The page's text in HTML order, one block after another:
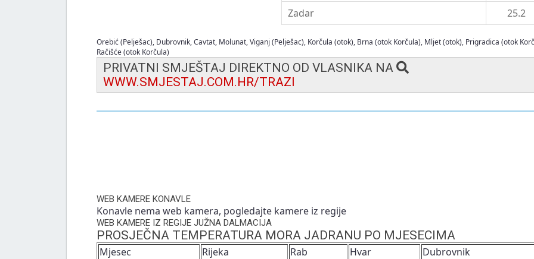
Zadar
25.2
Orebić (Pelješac), Dubrovnik,Cavtat, Molunat,Viganj (Pelješac), Korčula (otok), Brna (otok Korčula), Mljet (otok), Prigradica (otok
Račišće (otok Korčula)
PRIVATNI SMJEŠTAJ DIREKTNO OD VLASNIKA NA
WWW.SMJESTAJ.COM.HR/TRAZI
WEB KAMERE KONAVLE
Konavle nema web kamera, pogledajte kamere iz regije
WEB KAMERE IZ REGIJE JUŽNA DALMACIJA
PROSJEČNA TEMPERATURA MORA JADRANU PO MJESECIMA
Mjesec Rijeka Rab Hvar
Dubrovnik